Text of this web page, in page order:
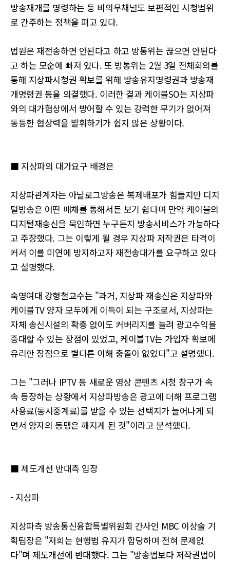
방송재개를 명령하는 등 비의무채널도 보편적인 시청범위
로 간주하는 정책을 펴고 있다.
법원은 재전송하면 안된다고 하고 방통위는 끊으면 안된다
고 하는 모순에 빠져 있다. 또 방통위는 2월 3일 전체회의를
통해 지상파시청권 확보를 위해 방송유지명령권과 방송재
개명령권 등을 의결했다. 이러한 결과 케이블SO는 지상파
와의 대가협상에서 방어할 수 있는 강력한 무기가 없어져
동등한 협상력을 발휘하기가 쉽지 않은 상황이다.
■ 지상파의 대가요구 배경은
지상파관계자는 아날로그방송은 복제배포가 힘들지만 디지
털방송은 어떤 매채를 통해서든 보기 쉽다며 만약 케이블의
디지털재송신을 묵인하면 누구든지 방송서비스가 가능하다
고 주장했다. 그는 이렇게 될 경우 지상파 저작권은 타격이
커서 이를 미연에 방지하고자 재전송대가를 요구하고 있다
고 설명했다.
숙명여대 강형철교수는 "과거, 지상파 재송신은 지상파와
케이블TV 양자 모두에게 이득이 되는 구조로서, 지상파는
자체 송신시설의 확충 없이도 커버리지를 늘려 광고수익을
증대할 수 있는 장점이 있었고, 케이블TV는 가입자 확보에
유리한 장점으로 별다른 이해 충돌이 없었다"고 설명했다.
그는 "그러나 IPTV 등 새로운 영상 콘텐츠 시청 창구가 속
속 등장하는 상황에서 지상파방송은 광고에 더해 프로그램
사용료(동시중계료)를 받을 수 있는 선택지가 늘어나게 되
면서 양자의 동맹은 깨지게 된 것"이라고 분석했다.
■ 제도개선 반대측 입장
- 지상파
지상파측 방송통신융합특별위원회 간사인 MBC 이상술 기
획팀장은 "저희는 현행법 유지가 합당하며 전혀 문제없
다"며 제도개선에 반대했다. 그는 "방송법보다 저작권법이